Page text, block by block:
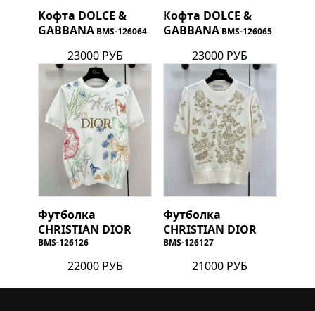
Кофта DOLCE &
GABBANA BMS-126064
23000 РУБ
Кофта DOLCE &
GABBANA BMS-126065
23000 РУБ
Футболка
CHRISTIAN DIOR
BMS-126126
22000 РУБ
Футболка
CHRISTIAN DIOR
BMS-126127
21000 РУБ